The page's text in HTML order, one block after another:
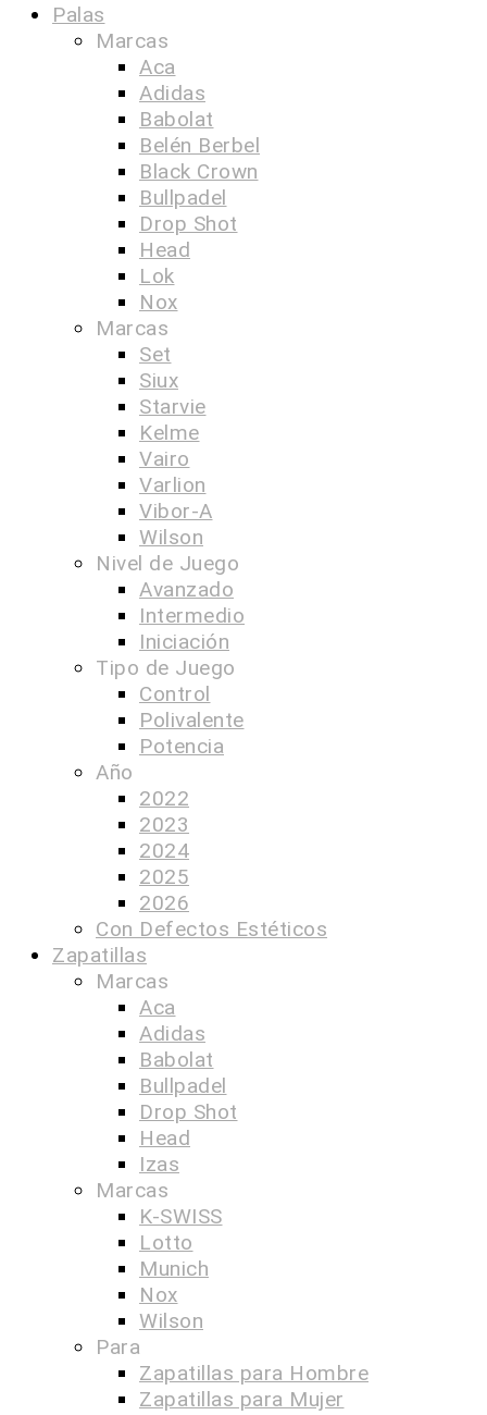
Palas
Marcas
Aca
Adidas
Babolat
Belén Berbel
Black Crown
Bullpadel
Drop Shot
Head
Lok
Nox
Marcas
Set
Siux
Starvie
Kelme
Vairo
Varlion
Vibor-A
Wilson
Nivel de Juego
Avanzado
Intermedio
Iniciación
Tipo de Juego
Control
Polivalente
Potencia
Año
2022
2023
2024
2025
2026
Con Defectos Estéticos
Zapatillas
Marcas
Aca
Adidas
Babolat
Bullpadel
Drop Shot
Head
Izas
Marcas
K-SWISS
Lotto
Munich
Nox
Wilson
Para
Zapatillas para Hombre
Zapatillas para Mujer